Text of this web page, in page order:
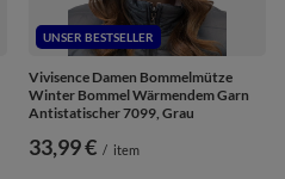
UNSER BESTSELLER
Vivisence Damen Bommelmütze
Winter Bommel Wärmendem Garn
Antistatischer 7099, Grau
33,99 € / item